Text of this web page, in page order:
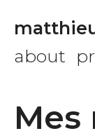
about
Mes